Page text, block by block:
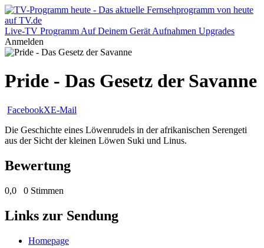
Live-TV Programm Auf Deinem Gerät Aufnahmen Upgrades
Anmelden
Pride - Das Gesetz der Savanne
FacebookXE-Mail
Die Geschichte eines Löwenrudels in der afrikanischen Serengeti
aus der Sicht der kleinen Löwen Suki und Linus.
Bewertung
0,0 0 Stimmen
Links zur Sendung
Homepage